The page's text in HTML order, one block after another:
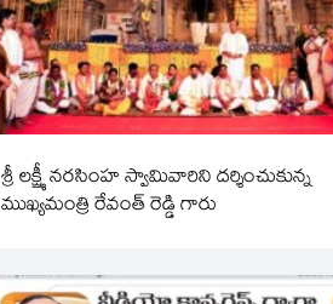
శ్రీ లక్ష్మీ నరసింహ స్వామివారిని దర్శించుకున్న
ముఖ్యమంత్రి రేవంత్ రెడ్డి గారు